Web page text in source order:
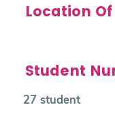
Location
Student
27 student